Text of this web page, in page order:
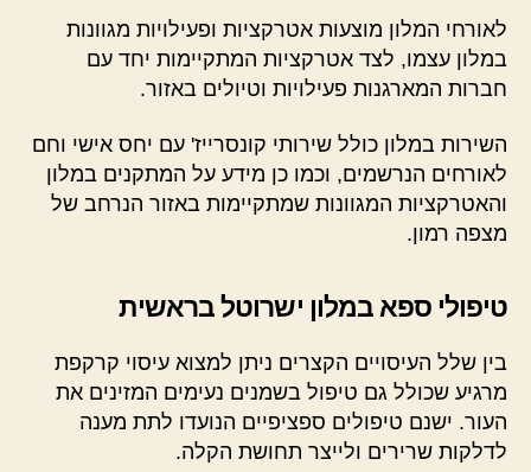
לאורחי המלון מוצעות אטרקציות ופעילויות מגוונות
במלון עצמו, לצד אטרקציות המתקיימות יחד עם
חברות המארגנות פעילויות וטיולים באזור.
השירות במלון כולל שירותי קונסרייז' עם יחס אישי וחם
לאורחים הנרשמים, וכמו כן מידע על המתקנים במלון
והאטרקציות המגוונות שמתקיימות באזור הנרחב של
מצפה רמון.
טיפולי ספא במלון ישרוטל בראשית
בין שלל העיסויים הקצרים ניתן למצוא עיסוי קרקפת
מרגיע שכולל גם טיפול בשמנים נעימים המזינים את
העור. ישנם טיפולים ספציפיים הנועדו לתת מענה
לדלקות שרירים ולייצר תחושת הקלה.